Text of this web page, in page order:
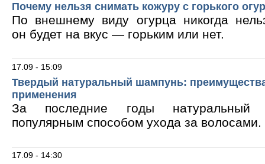
Почему нельзя снимать кожуру с горького
По внешнему виду огурца никогда
он будет на вкус — горьким или нет.
17.09 - 15:09
Твердый натуральный шампунь:
применения
За последние годы натуральный
популярным способом ухода за волосами.
17.09 - 14:30